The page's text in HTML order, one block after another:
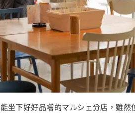
坐下好好品嚐的マルシェ分店，雖